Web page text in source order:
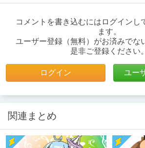
コメントを書き込むにはログインし
ます。
ユーザー登録（無料）がお済みでな
是非ご登録ください。
ログイン ユー
関連まとめ